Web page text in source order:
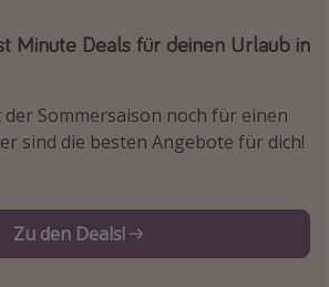
Minute Deals für deinen Urlaub in
Sommersaison noch für einen
sind die besten Angebote für dich!
Zu den Deals!